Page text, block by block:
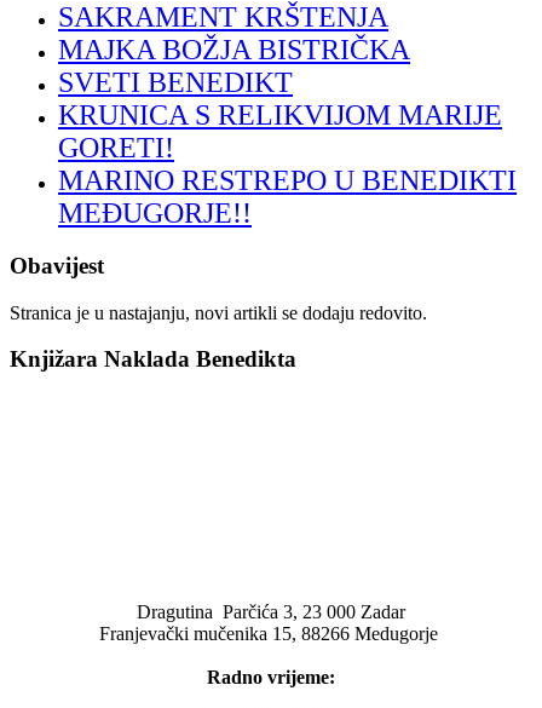
SAKRAMENT KRŠTENJA
MAJKA BOŽJA BISTRIČKA
SVETI BENEDIKT
KRUNICA S RELIKVIJOM MARIJE
GORETI!
MARINO RESTREPO U BENEDIKTI
MEĐUGORJE!!
Obavijest
Stranica je u nastajanju, novi artikli se dodaju redovito.
Knjižara Naklada Benedikta
Dragutina Parčića 3, 23 000 Zadar
Franjevački mučenika 15, 88266 Medugorje
Radno vrijeme: